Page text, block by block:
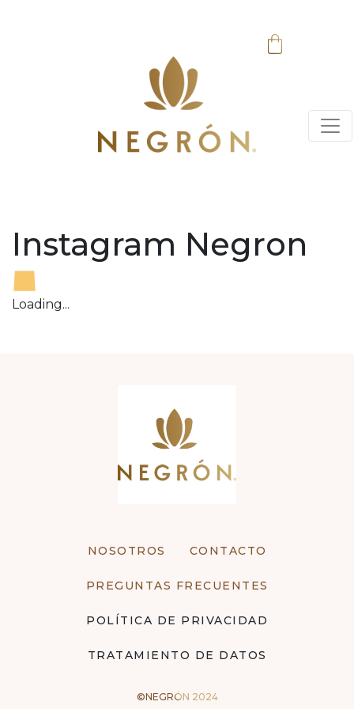
Instagram Negron
Loading...
NOSOTROS CONTACTO
PREGUNTAS FRECUENTES
POLÍTICA DE PRIVACIDAD
TRATAMIENTO DE DATOS
©NEGRÓN 2024